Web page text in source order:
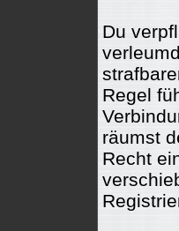
Du
Regel
räumst
Recht